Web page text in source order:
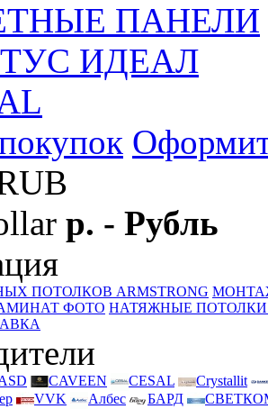
ПАНЕЛИ
ИДЕАЛ
р. - Рубль
ПОТОЛКОВ ARMSTRONG
ФОТО НАТЯЖНЫЕ ПОТОЛКИ
CAVEEN CESAL
Crystallit
VVK Албес БАРД